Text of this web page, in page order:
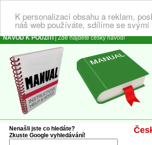
K personalizaci obsahu a reklam,
náš web používáte, sdílíme se
NÁVOD K POUŽITÍ| Zde najdete český návod!
Nenašli jste co hledáte?
Zkuste Google vyhledávání!